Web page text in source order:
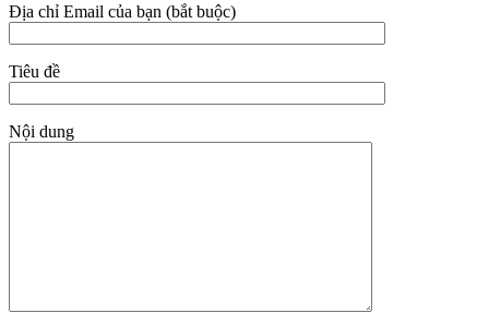
Địa chỉ Email của bạn (bắt buộc)
Tiêu đề
Nội dung